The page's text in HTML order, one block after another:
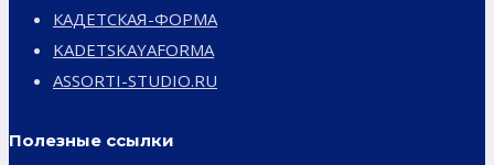
КАДЕТСКАЯ-ФОРМА
KADETSKAYAFORMA
ASSORTI-STUDIO.RU
Полезные ссылки